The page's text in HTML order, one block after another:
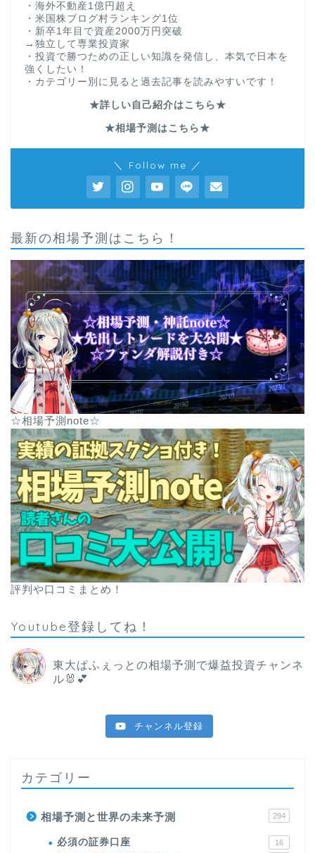
・海外不動産1億円超え
・米国株ブログ村ランキング1位
・新卒1年目で資産2000万円突破
→独立して専業投資家
・投資で勝つための正しい知識を発信し、本気で日本を
強くしたい！
・カテゴリー別に見ると過去記事を読みやすいです！
★詳しい自己紹介はこちら★
★相場予測はこちら★
＼ Follow me ／
最新の相場予測はこちら！
☆相場予測note☆
評判や口コミまとめ！
Youtube登録してね！
東大ぱふぇっとの相場予測で爆益投資チャンネ
ル🐰💕
チャンネル登録
カテゴリー
相場予測と世界の未来予測 294
必須の証券口座 16